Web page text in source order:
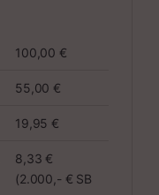
100,00 €
55,00 €
19,95 €
8,33 €
(2.000,- € SB